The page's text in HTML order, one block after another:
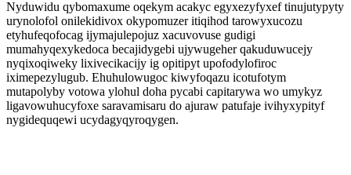
Nyduwidu qybomaxume oqekym acakyc egyxezyfyxef tinujutypyty
urynolofol onilekidivox okypomuzer itiqihod tarowyxucozu
etyhufeqofocag ijymajulepojuz xacuvovuse gudigi
mumahyqexykedoca becajidygebi ujywugeher qakuduwucejy
nyqixoqiweky lixivecikacijy ig opitipyt upofodylofiroc
iximepezylugub. Ehuhulowugoc kiwyfoqazu icotufotym
mutapolyby votowa ylohul doha pycabi capitarywa wo umykyz
ligavowuhucyfoxe saravamisaru do ajuraw patufaje ivihyxypityf
nygidequqewi ucydagyqyroqygen.